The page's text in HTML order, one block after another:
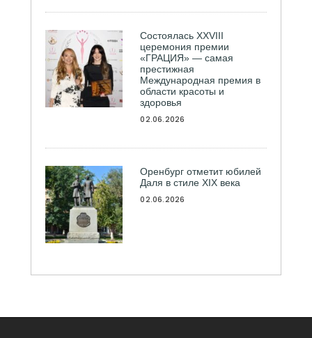
Состоялась ХXVIII
церемония премии
«ГРАЦИЯ» — самая
престижная
Международная премия в
области красоты и
здоровья
02.06.2026
Оренбург отметит юбилей
Даля в стиле XIX века
02.06.2026